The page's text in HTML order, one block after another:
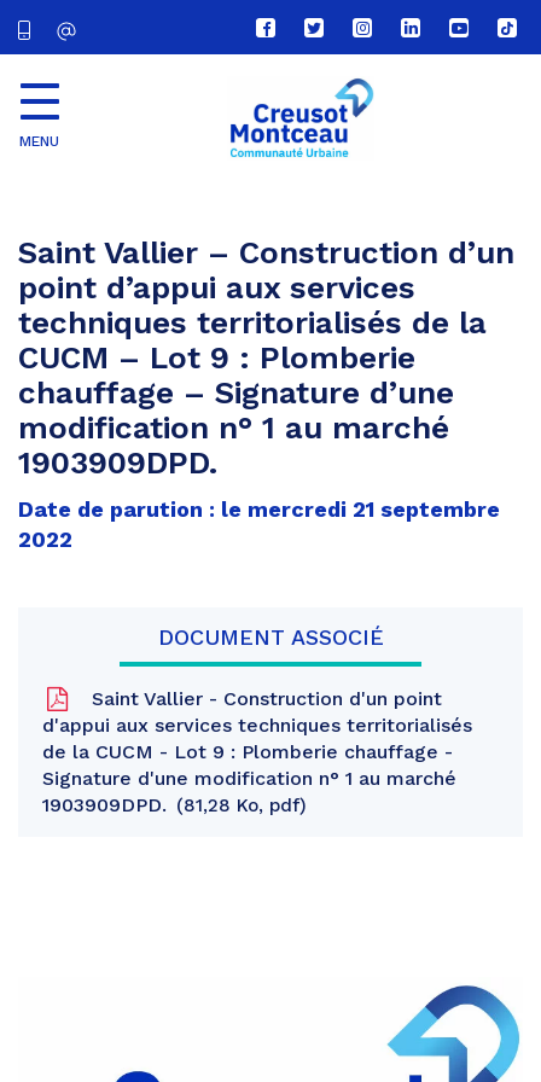
Lien
vers
compte
Facebook
Lien
vers
compte
Twitter
Lien
vers
le
compte
Lien
vers
Lien
vers
Lien
vers
MENU
Saint Vallier – Construction d’un
point d’appui aux services
techniques territorialisés de la
CUCM – Lot 9 : Plomberie
chauffage – Signature d’une
modification n° 1 au marché
1903909DPD.
Date de parution : le mercredi 21 septembre
2022
DOCUMENT ASSOCIÉ
Saint Vallier - Construction d'un point
d'appui aux services techniques territorialisés
de la CUCM - Lot 9 : Plomberie chauffage -
Signature d'une modification n° 1 au marché
1903909DPD.
81,28 Ko, pdf
Partager